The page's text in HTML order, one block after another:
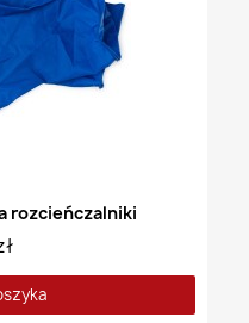
rozcieńczalniki